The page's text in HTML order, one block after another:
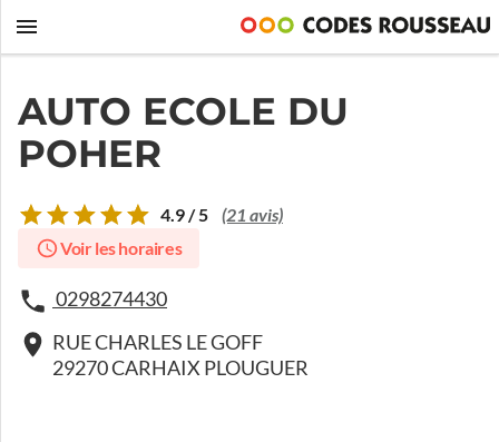
AUTO ECOLE DU
POHER
4.9 / 5 (21 avis)
Voir les horaires
0298274430
RUE CHARLES LE GOFF
29270 CARHAIX PLOUGUER